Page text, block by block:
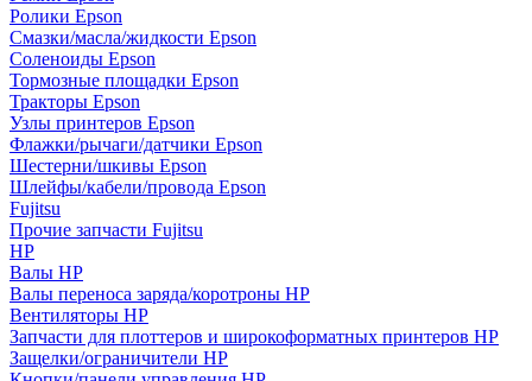
Ролики Epson
Смазки/масла/жидкости Epson
Соленоиды Epson
Тормозные площадки Epson
Тракторы Epson
Узлы принтеров Epson
Флажки/рычаги/датчики Epson
Шестерни/шкивы Epson
Шлейфы/кабели/провода Epson
Fujitsu
Прочие запчасти Fujitsu
HP
Валы HP
Валы переноса заряда/коротроны HP
Вентиляторы HP
Запчасти для плоттеров и широкоформатных принтеров HP
Защелки/ограничители HP